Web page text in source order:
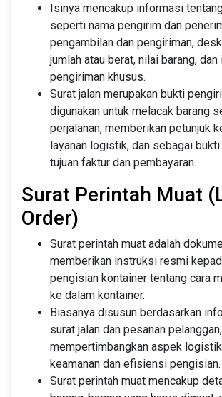
Isinya mencakup informasi
seperti nama pengirim dan
pengambilan dan pengiriman,
jumlah atau berat, nilai barang,
pengiriman khusus.
Surat jalan merupakan bukti
digunakan untuk melacak barang
perjalanan, memberikan petunjuk
layanan logistik, dan sebagai
tujuan faktur dan pembayaran.
Surat Perintah Muat
Order)
Surat perintah muat adalah
memberikan instruksi resmi
pengisian kontainer tentang cara
ke dalam kontainer.
Biasanya disusun berdasarkan
surat jalan dan pesanan
mempertimbangkan aspek
keamanan dan efisiensi pengisian.
Surat perintah muat mencakup